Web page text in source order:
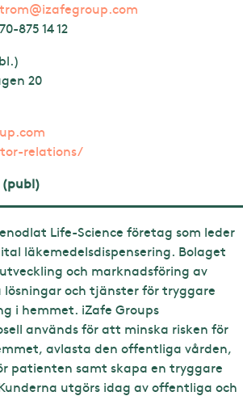
875 14 12
20
relations/
(publ)
Life-Science företag som leder
läkemedelsdispensering. Bolaget
och marknadsföring av
och tjänster för tryggare
i hemmet. iZafe Groups
används för att minska risken för
avlasta den offentliga vården,
patienten samt skapa en tryggare
utgörs idag av offentliga och